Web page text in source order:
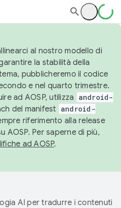
al nostro modello di
la stabilità della
pubblicheremo il codice
e nel quarto trimestre.
ad AOSP, utilizza
android-
del manifest android-
riferimento alla release
AOSP. Per saperne di più,
ad AOSP.
AI per tradurre i contenuti